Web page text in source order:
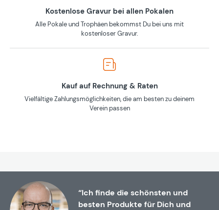
Kostenlose Gravur bei allen Pokalen
Alle Pokale und Trophäen bekommst Du bei uns mit
kostenloser Gravur.
Kauf auf Rechnung & Raten
Vielfältige Zahlungsmöglichkeiten, die am besten zu deinem
Verein passen
“Ich finde die schönsten und
besten Produkte für Dich und